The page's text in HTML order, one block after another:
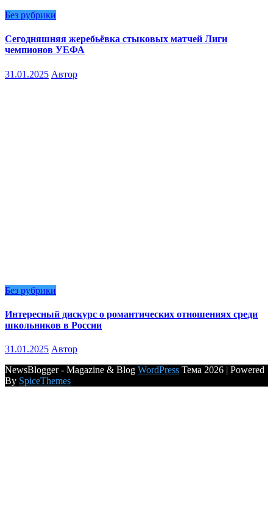
Без рубрики
Сегодняшняя жеребьёвка стыковых матчей Лиги
чемпионов УЕФА
31.01.2025 Автор
Без рубрики
Интересный дискурс о романтических отношениях среди
школьников в России
31.01.2025 Автор
NewsBlogger - Magazine & Blog WordPress Тема 2026 | Powered
By SpiceThemes